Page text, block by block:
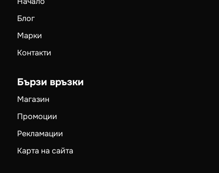
Блог
Марки
Контакти
Бързи връзки
Магазин
Промоции
Рекламации
Карта на сайта